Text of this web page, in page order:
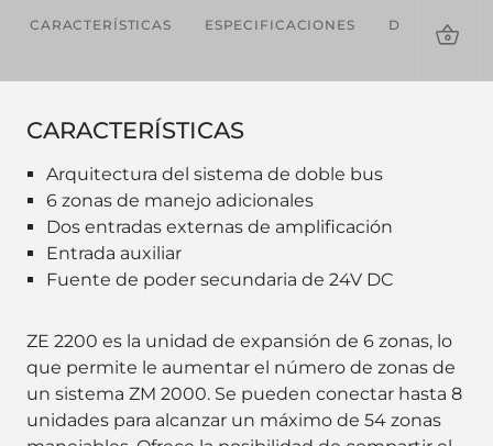
CARACTERÍSTICAS ESPECIFICACIONES DESCARGAS
CARACTERÍSTICAS
Arquitectura del sistema de doble bus
6 zonas de manejo adicionales
Dos entradas externas de amplificación
Entrada auxiliar
Fuente de poder secundaria de 24V DC
ZE 2200 es la unidad de expansión de 6 zonas, lo
que permite le aumentar el número de zonas de
un sistema ZM 2000. Se pueden conectar hasta 8
unidades para alcanzar un máximo de 54 zonas